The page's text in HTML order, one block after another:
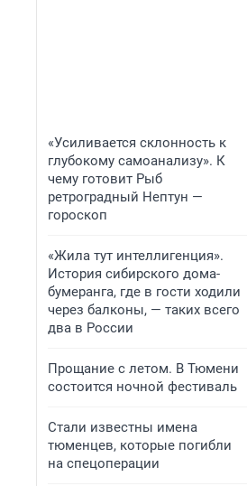
«Усиливается склонность к
глубокому самоанализу». К
чему готовит Рыб
ретроградный Нептун —
гороскоп
«Жила тут интеллигенция».
История сибирского дома-
бумеранга, где в гости ходили
через балконы, — таких всего
два в России
Прощание с летом. В Тюмени
состоится ночной фестиваль
Стали известны имена
тюменцев, которые погибли
на спецоперации